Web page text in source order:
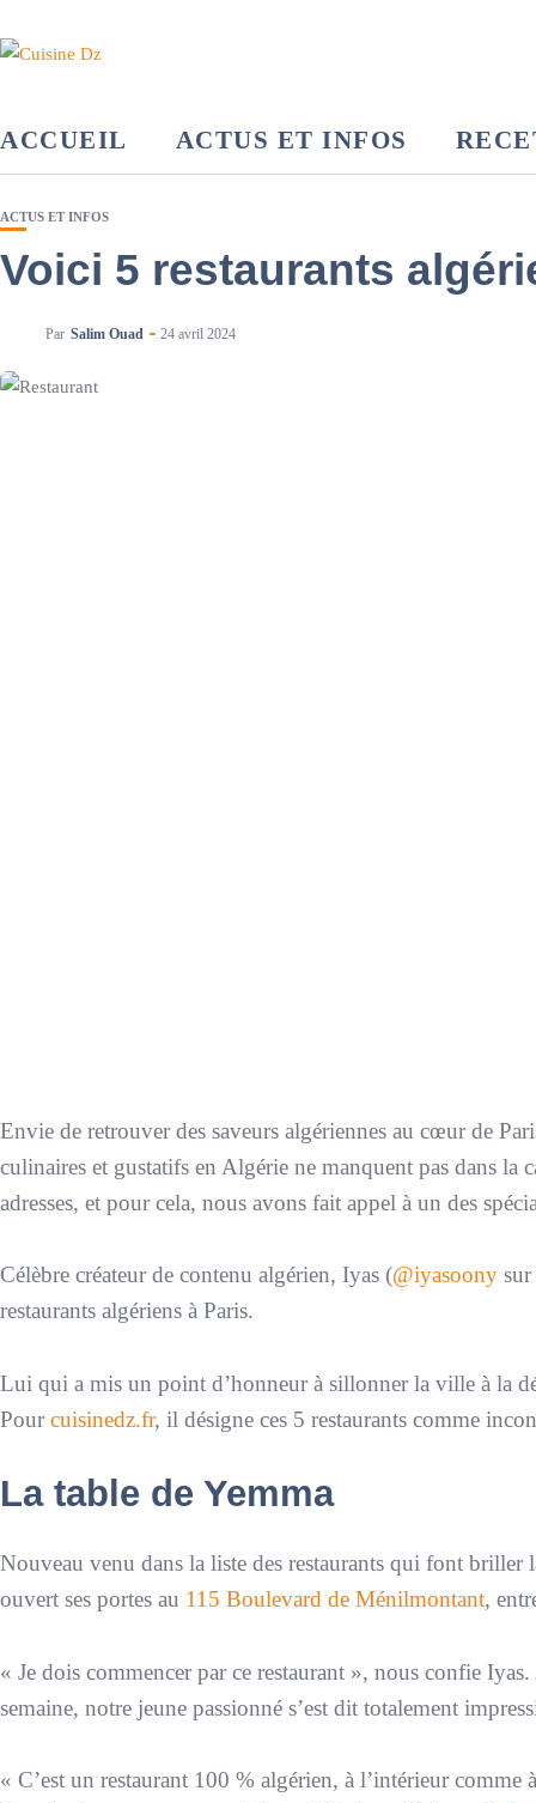
ACCUEIL ACTUS ET INFOS
ACTUS ET INFOS
Voici 5 restaurants
Par Salim Ouad 24 avril 2024
Envie de retrouver des saveurs algériennes au cœur de
culinaires et gustatifs en Algérie ne manquent pas dans la
adresses, et pour cela, nous avons fait appel à un des
Célèbre créateur de contenu algérien, Iyas (@iyasoony sur
restaurants algériens à Paris.
Lui qui a mis un point d’honneur à sillonner la ville à la
Pour cuisinedz.fr, il désigne ces 5 restaurants comme
La table de Yemma
Nouveau venu dans la liste des restaurants qui font
ouvert ses portes au 115 Boulevard de Ménilmontant,
« Je dois commencer par ce restaurant », nous confie
semaine, notre jeune passionné s’est dit totalement
« C’est un restaurant 100 % algérien, à l’intérieur comme